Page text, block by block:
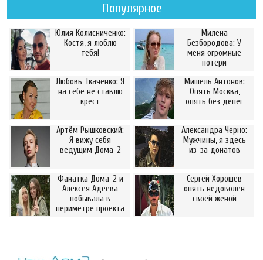
Популярное
Юлия Колисниченко:
Костя, я люблю
тебя!
Милена
Безбородова: У
меня огромные
потери
Любовь Ткаченко: Я
на себе не ставлю
крест
Мишель Антонов:
Опять Москва,
опять без денег
Артём Рышковский:
Я вижу себя
ведущим Дома-2
Александра Черно:
Мужчины, я здесь
из-за донатов
Фанатка Дома-2 и
Алексея Адеева
побывала в
периметре проекта
Сергей Хорошев
опять недоволен
своей женой